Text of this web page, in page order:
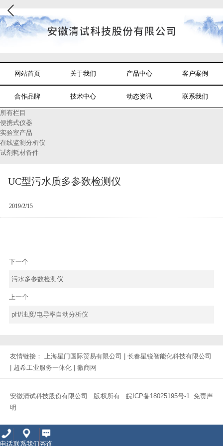
网站首页 关于我们 产品中心 客户案例
合作品牌 技术中心 动态资讯 联系我们
所有栏目
便携式仪器
实验室产品
在线监测分析仪
试剂耗材备件
UC型污水质多参数检测仪
2019/2/15
下一个
污水多参数检测仪
上一个
pH/浊度/电导率自动分析仪
友情链接： 上海星门国际贸易有限公司
长春星锐智能化科技有限公司
超希工业服务一体化 徽商网
安徽清试科技股份有限公司 版权所有 皖ICP备18025195号-1
免责声
明
电话联系我们 咨询